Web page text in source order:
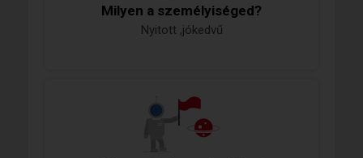
Milyen a személyiséged?
Nyitott ,jókedvű